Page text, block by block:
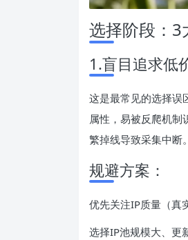
选择阶段：3
1.盲目追求低
这是最常见的选择误
属性，易被反爬机制
繁掉线导致采集中断。
规避方案：
优先关注IP质量（真
选择IP池规模大、更